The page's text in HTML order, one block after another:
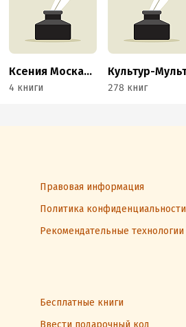
Ксения Москалева
4 книги 278 книг
Правовая информация
Политика конфиденциальности
Рекомендательные технологии
Бесплатные книги
Ввести подарочный код